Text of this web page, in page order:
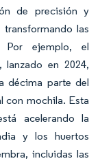
de precisión y
las
Por ejemplo, el
en 2024,
décima parte del
con mochila. Esta
acelerando la
y los huertos
incluidas las